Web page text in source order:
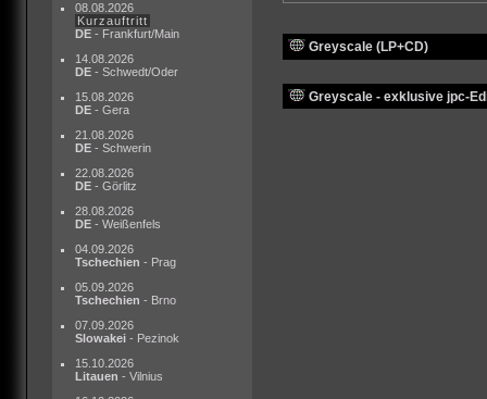
08.08.2026
Kurzauftritt
DE - Frankfurt/Main
14.08.2026
DE - Schwedt/Oder
15.08.2026
DE - Gera
21.08.2026
DE - Schwerin
22.08.2026
DE - Görlitz
28.08.2026
DE - Weißenfels
04.09.2026
Tschechien - Prag
05.09.2026
Tschechien - Brno
07.09.2026
Slowakei - Pezinok
15.10.2026
Litauen - Vilnius
Greyscale (LP+CD)
Greyscale - exklusive jpc-